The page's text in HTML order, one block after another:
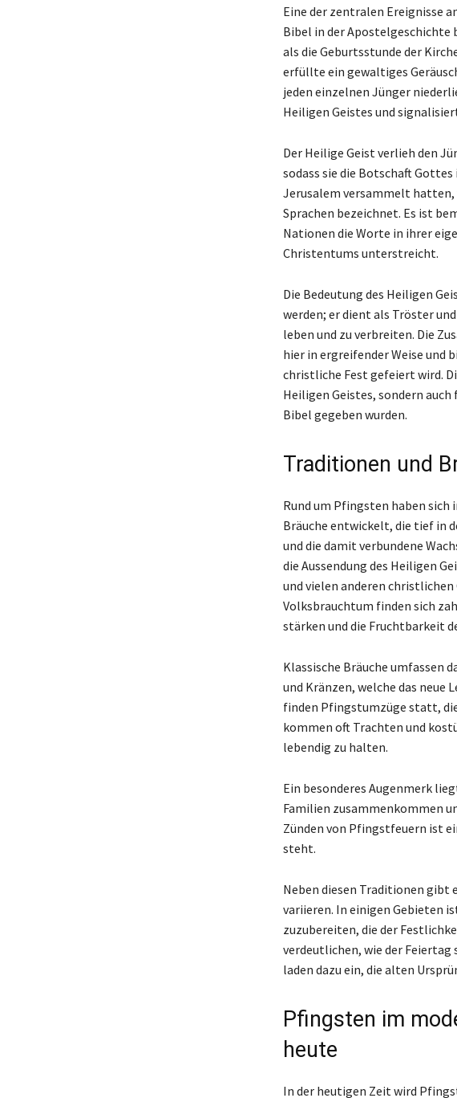
Eine der zentralen Ereignisse
Bibel in der Apostelgeschichte
als die Geburtsstunde der
erfüllte ein gewaltiges
jeden einzelnen Jünger
Heiligen Geistes und
Der Heilige Geist verlieh den
sodass sie die Botschaft
Jerusalem versammelt hatten,
Sprachen bezeichnet. Es ist
Nationen die Worte in ihrer
Christentums unterstreicht.
Die Bedeutung des Heiligen
werden; er dient als Tröster
leben und zu verbreiten. Die
hier in ergreifender Weise und
christliche Fest gefeiert wird.
Heiligen Geistes, sondern
Bibel gegeben wurden.
Traditionen und
Rund um Pfingsten haben
Bräuche entwickelt, die tief in
und die damit verbundene
die Aussendung des Heiligen
und vielen anderen
Volksbrauchtum finden sich
stärken und die Fruchtbarkeit
Klassische Bräuche umfassen
und Kränzen, welche das neue
finden Pfingstumzüge statt,
kommen oft Trachten und
lebendig zu halten.
Ein besonderes Augenmerk
Familien zusammenkommen
Zünden von Pfingstfeuern ist
steht.
Neben diesen Traditionen gibt
variieren. In einigen Gebieten
zuzubereiten, die der
verdeutlichen, wie der
laden dazu ein, die alten
Pfingsten im
heute
In der heutigen Zeit wird